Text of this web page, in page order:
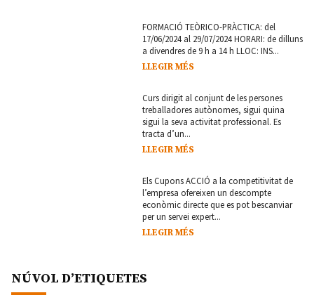
FORMACIÓ TEÒRICO-PRÀCTICA: del
17/06/2024 al 29/07/2024 HORARI: de dilluns
a divendres de 9 h a 14 h LLOC: INS...
LLEGIR MÉS
Curs dirigit al conjunt de les persones
treballadores autònomes, sigui quina
sigui la seva activitat professional. Es
tracta d’un...
LLEGIR MÉS
Els Cupons ACCIÓ a la competitivitat de
l’empresa ofereixen un descompte
econòmic directe que es pot bescanviar
per un servei expert...
LLEGIR MÉS
NÚVOL D’ETIQUETES